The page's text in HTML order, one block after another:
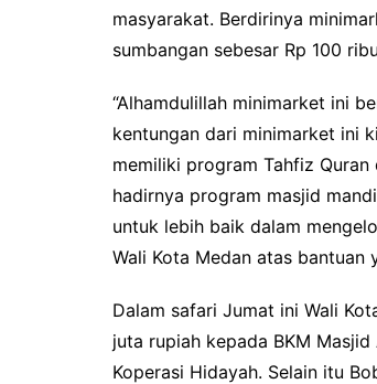
masyarakat. Berdirinya
sumbangan sebesar Rp 100
“Alhamdulillah minimarket ini
kentungan dari minimarket ini
memiliki program Tahfiz
hadirnya program masjid
untuk lebih baik dalam
Wali Kota Medan atas
Dalam safari Jumat ini Wali
juta rupiah kepada BKM
Koperasi Hidayah. Selain itu